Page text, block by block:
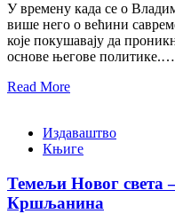
У времену када се о
више него о већини
које покушавају да
основе његове политике.…
Read More
Издаваштво
Књиге
Темељи Новог света
Кршљанина